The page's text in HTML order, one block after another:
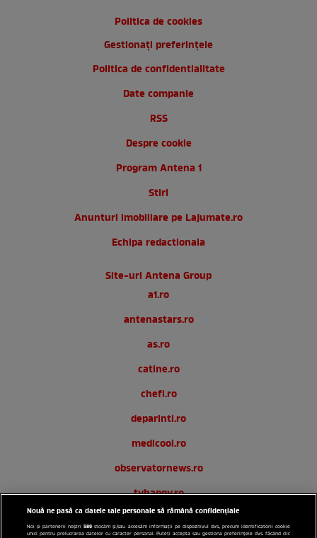
Politica de cookies
Gestionați preferințele
Politica de confidentialitate
Date companie
RSS
Despre cookie
Program Antena 1
Stiri
Anunturi imobiliare pe Lajumate.ro
Echipa redactionala
Site-uri Antena Group
a1.ro
antenastars.ro
as.ro
catine.ro
chefi.ro
deparinti.ro
medicool.ro
observatornews.ro
tvhappy.ro
useit.ro
Nouă ne pasă ca datele tale personale să rămână confidențiale
Noi și partenerii noștri589 stocăm și/sau accesăm informații pe dispozitivul dvs., precum identificatorii cookie
unici pentru prelucrarea datelor cu caracter personal. Puteți accepta sau gestiona preferințele dvs. făcând clic